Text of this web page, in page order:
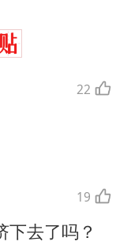
22
19
下去了吗？